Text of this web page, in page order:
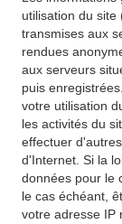
utilisation du
transmises aux
rendues
aux serveurs
puis
votre utilisation
les activités du
effectuer
d'Internet. Si la
données pour le
le cas échéant,
votre adresse IP